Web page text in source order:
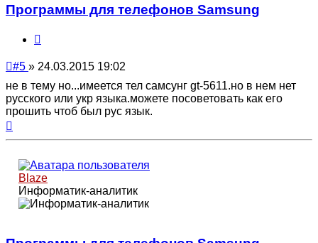
Программы для телефонов Samsung
Непрочитанное
#5 » 24.03.2015 19:02
не в тему но...имеется тел самсунг gt-5611.но в нем нет
русского или укр языка.можете посоветовать как его
прошить чтоб был рус язык.
Blaze
Информатик-аналитик